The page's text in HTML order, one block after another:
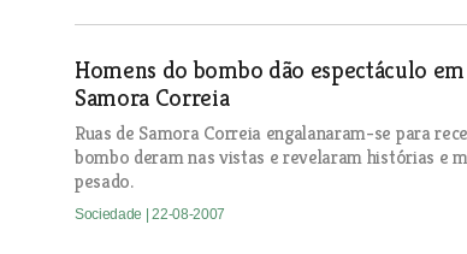
Homens do bombo dão espectáculo
Samora Correia
Ruas de Samora Correia engalanaram-se para
bombo deram nas vistas e revelaram histórias e
pesado.
Sociedade | 22-08-2007